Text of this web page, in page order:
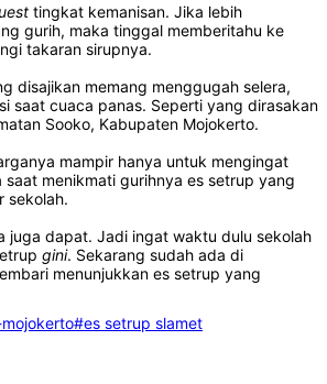
tingkat kemanisan. Jika lebih
gurih, maka tinggal memberitahu ke
takaran sirupnya.
disajikan memang menggugah selera,
saat cuaca panas. Seperti yang dirasakan
Sooko, Kabupaten Mojokerto.
mampir hanya untuk mengingat
saat menikmati gurihnya es setrup yang
sekolah.
juga dapat. Jadi ingat waktu dulu sekolah
gini. Sekarang sudah ada di
menunjukkan es setrup yang
#es setrup slamet